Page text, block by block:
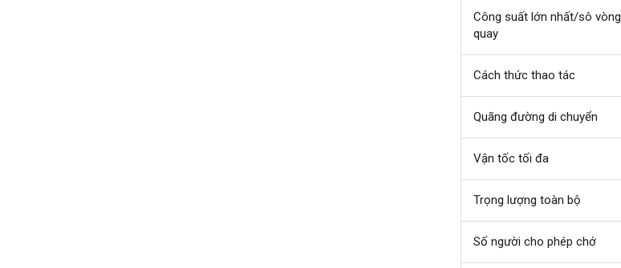
Công suất lớn nhất/sô vòng
quay
Cách thức thao tác
Quãng đường di chuyển
Vận tốc tối đa
Trọng lượng toàn bộ
Số người cho phép chớ